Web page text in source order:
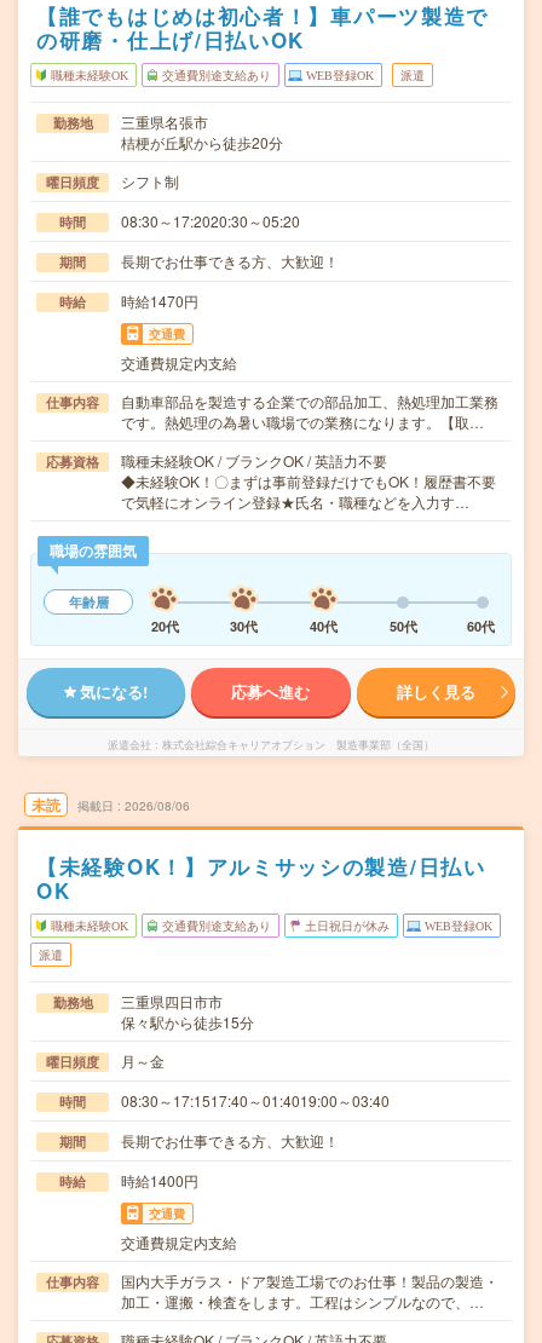
【誰でもはじめは初心者！】車パーツ製造で
の研磨・仕上げ/日払いOK
職種未経験OK 交通費別途支給あり WEB登録OK 派遣
勤務地
三重県名張市
桔梗が丘駅から徒歩20分
曜日頻度 シフト制
時間 08:30～17:2020:30～05:20
期間 長期でお仕事できる方、大歓迎！
時給 時給1470円
交通費
交通費規定内支給
仕事内容
自動車部品を製造する企業での部品加工、熱処理加工業務
です。熱処理の為暑い職場での業務になります。【取…
応募資格
職種未経験OK / ブランクOK / 英語力不要
◆未経験OK！〇まずは事前登録だけでもOK！履歴書不要
で気軽にオンライン登録★氏名・職種などを入力す…
職場の雰囲気
年齢層
20代
30代 40代 50代 60代
気になる! 応募へ進む 詳しく見る
派遣会社 株式会社綜合キャリアオプション 製造事業部（全国）
未読 掲載日 2026/08/06
【未経験OK！】アルミサッシの製造/日払い
OK
職種未経験OK 交通費別途支給あり 土日祝日が休み WEB登録OK
派遣
勤務地
三重県四日市市
保々駅から徒歩15分
曜日頻度 月～金
時間 08:30～17:1517:40～01:4019:00～03:40
期間 長期でお仕事できる方、大歓迎！
時給 時給1400円
交通費
交通費規定内支給
仕事内容
国内大手ガラス・ドア製造工場でのお仕事！製品の製造・
加工・運搬・検査をします。工程はシンプルなので、…